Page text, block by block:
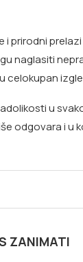
prirodni
naglasiti
celokupan
u
odgovara i u
ZANIMATI